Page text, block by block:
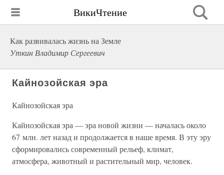
ВикиЧтение
Как развивалась жизнь на Земле
Уткин Владимир Сергеевич
Кайнозойская эра
Кайнозойская эра
Кайнозойская эра — эра новой жизни — началась около
67 млн. лет назад и продолжается в наше время. В эту эру
сформировались современный рельеф, климат,
атмосфера, животный и растительный мир, человек.